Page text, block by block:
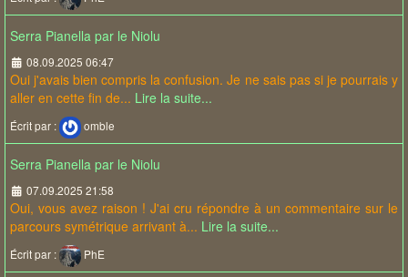
Serra Pianella par le Niolu
08.09.2025 06:47
Oui j'avais bien compris la confusion. Je ne sais pas si je pourrais y
aller en cette fin de... Lire la suite...
Écrit par : omble
Serra Pianella par le Niolu
07.09.2025 21:58
Oui, vous avez raison ! J'ai cru répondre à un commentaire sur le
parcours symétrique arrivant à... Lire la suite...
Écrit par : PhE